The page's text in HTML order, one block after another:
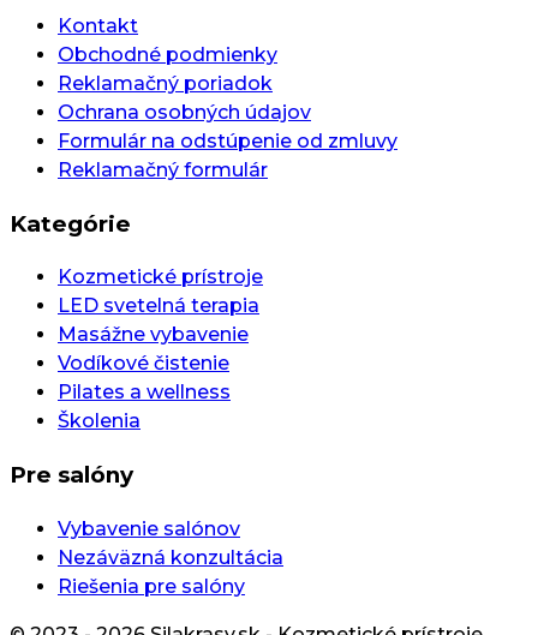
Kontakt
Obchodné podmienky
Reklamačný poriadok
Ochrana osobných údajov
Formulár na odstúpenie od zmluvy
Reklamačný formulár
Kategórie
Kozmetické prístroje
LED svetelná terapia
Masážne vybavenie
Vodíkové čistenie
Pilates a wellness
Školenia
Pre salóny
Vybavenie salónov
Nezáväzná konzultácia
Riešenia pre salóny